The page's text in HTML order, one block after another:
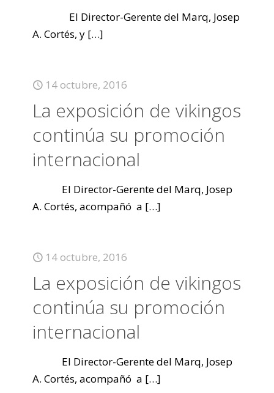
El Director-Gerente del Marq, Josep
A. Cortés, y […]
14 octubre, 2016
La exposición de vikingos
continúa su promoción
internacional
El Director-Gerente del Marq, Josep
A. Cortés, acompañó a […]
14 octubre, 2016
La exposición de vikingos
continúa su promoción
internacional
El Director-Gerente del Marq, Josep
A. Cortés, acompañó a […]